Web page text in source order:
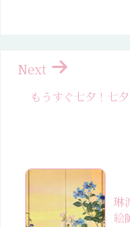
もうすぐ七夕！七
Next
琳
絵